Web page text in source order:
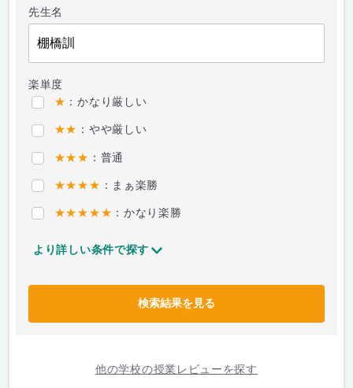
先生名
楽単度
★ ：かなり厳しい
★★ ：やや厳しい
★★★ ：普通
★★★★ ：まぁ楽勝
★★★★★ ：かなり楽勝
より詳しい条件で探す
検索結果を見る
他の学校の授業レビューを探す